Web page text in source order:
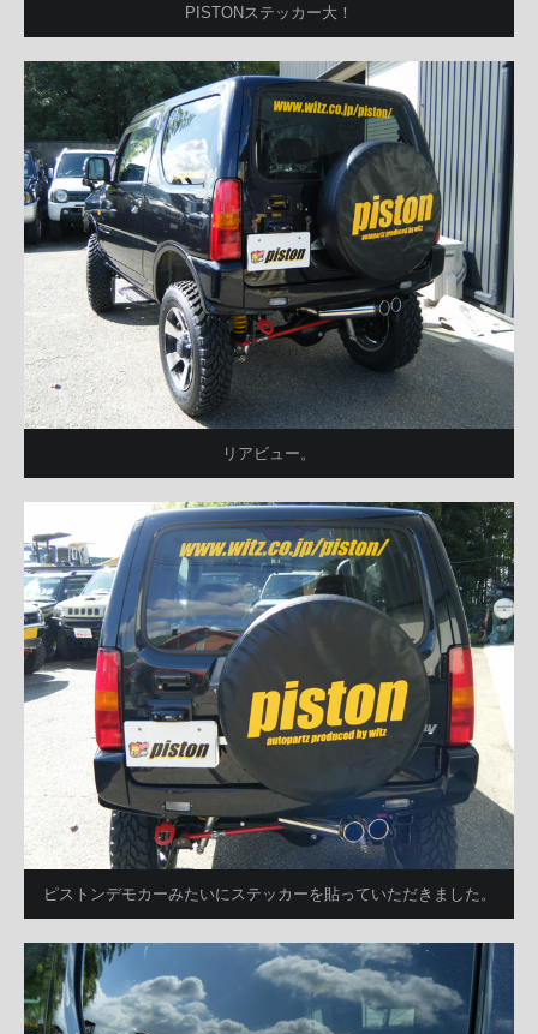
PISTONステッカー大！
リアビュー。
ピストンデモカーみたいにステッカーを貼っていただきました。